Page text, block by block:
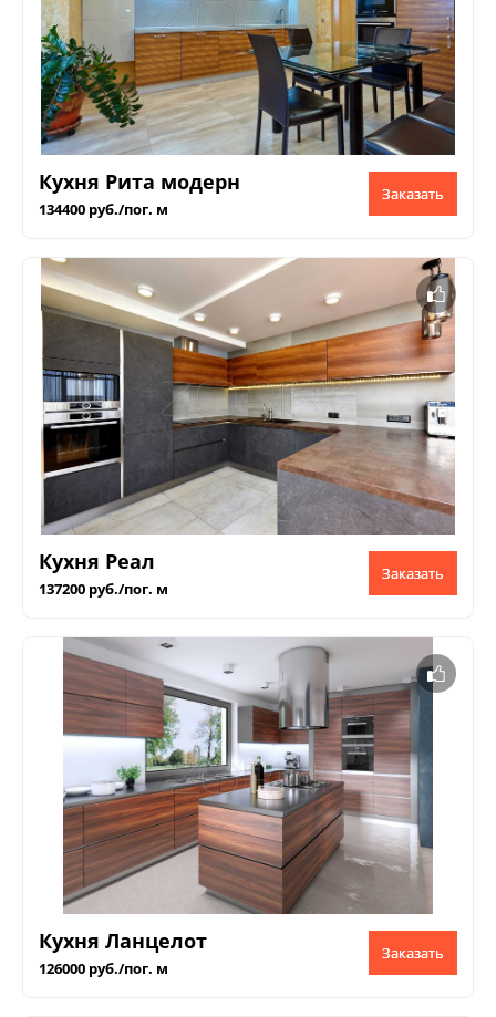
Кухня Рита модерн
134400 руб./пог. м
Заказать
Кухня Реал
137200 руб./пог. м
Заказать
Кухня Ланцелот
126000 руб./пог. м
Заказать